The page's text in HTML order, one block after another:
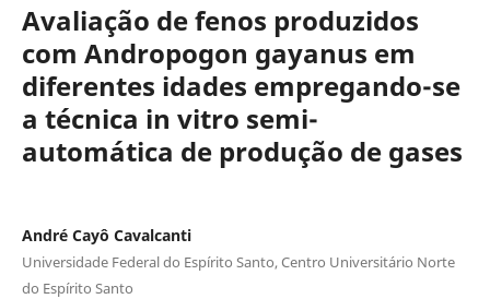
Avaliação de fenos produzidos
com Andropogon gayanus em
diferentes idades empregando-se
a técnica in vitro semi-
automática de produção de gases
André Cayô Cavalcanti
Universidade Federal do Espírito Santo, Centro Universitário Norte
do Espírito Santo